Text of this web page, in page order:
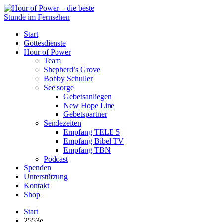
Start
Gottesdienste
Hour of Power
Team
Shepherd’s Grove
Bobby Schuller
Seelsorge
Gebetsanliegen
New Hope Line
Gebetspartner
Sendezeiten
Empfang TELE 5
Empfang Bibel TV
Empfang TBN
Podcast
Spenden
Unterstützung
Kontakt
Shop
Start
2553e